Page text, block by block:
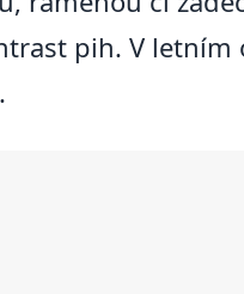
pih. V